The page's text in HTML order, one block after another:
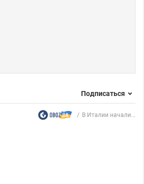
Подписаться
В Италии начали...